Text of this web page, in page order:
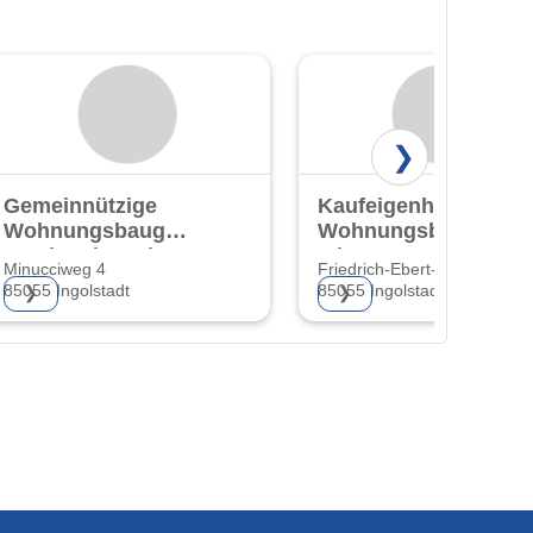
Gemeinnützige
Wohnungsbaugesellschaft
Ingolstadt GmbH
Minucciweg 4
85055 Ingolstadt
❯
Kaufeigenheime
mbH
Friedrich-Ebert-Str. 36
85055 Ingolstadt
❯
❯